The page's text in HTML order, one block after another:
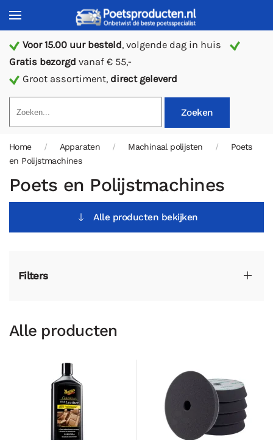
Voor 15.00 uur besteld, volgende dag in huis
Gratis bezorgd vanaf € 55,-
Groot assortiment, direct geleverd
Zoeken
Home Apparaten Machinaal polijsten
Poets
en Polijstmachines
Poets en Polijstmachines
Alle producten bekijken
Alle producten
Filters